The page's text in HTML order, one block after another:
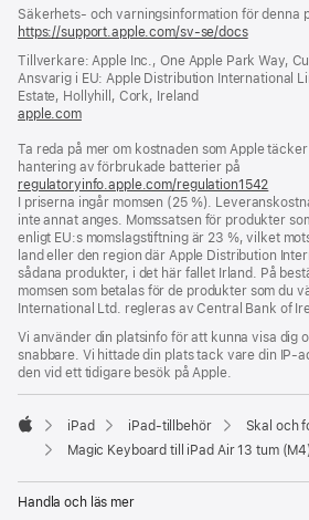
Säkerhets- och varningsinformation för denna
https://support.apple.com/sv-se/docs(öppnas
ett
nytt
Tillverkare: Apple Inc., One Apple Park Way,
Ansvarig i EU: Apple Distribution International
Estate, Hollyhill, Cork, Ireland
apple.com(öppnas
ett
nytt
fönster)
Ta reda på mer om kostnaden som Apple
hantering av förbrukade batterier på
regulatoryinfo.apple.com/regulation1542
i
ett
nytt
I priserna ingår momsen (25 %).
inte annat anges. Momssatsen för produkter
enligt EU:s momslagstiftning är 23 %, vilket
land eller den region där Apple Distribution
sådana produkter, i det här fallet Irland. På
momsen som betalas för de produkter som du
International Ltd. regleras av Central Bank of
Vi använder din platsinfo för att kunna visa dig
snabbare. Vi hittade din plats tack vare din IP-
den vid ett tidigare besök på Apple.
Apple
iPad iPad-tillbehör
Skal och
Magic Keyboard till iPad Air 13 tum
Handla och läs mer